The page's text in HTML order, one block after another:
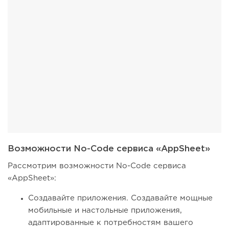
Возможности No-Code сервиса «AppSheet»
Рассмотрим возможности No-Code сервиса
«AppSheet»:
Создавайте приложения. Создавайте мощные
мобильные и настольные приложения,
адаптированные к потребностям вашего